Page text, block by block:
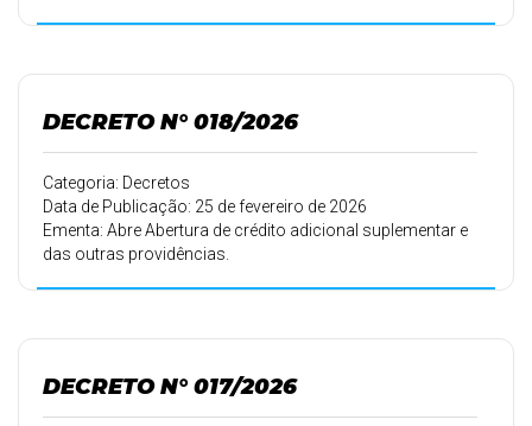
DECRETO N° 018/2026
Categoria: Decretos
Data de Publicação: 25 de fevereiro de 2026
Ementa: Abre Abertura de crédito adicional suplementar e
das outras providências.
DECRETO N° 017/2026